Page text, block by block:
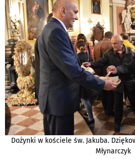
Dożynki w kościele św. Jakuba.
Młynarczyk